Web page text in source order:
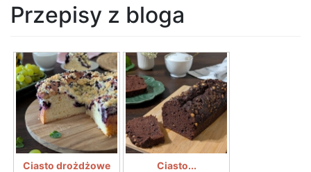
Przepisy z bloga
Ciasto drożdżowe
Ciasto...